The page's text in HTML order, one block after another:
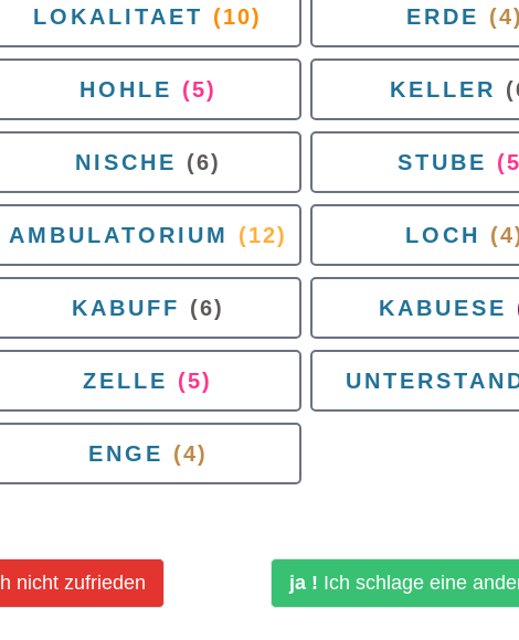
LOKALITAET (10) ERDE
HOHLE (5) KELLER
NISCHE (6) STUBE
AMBULATORIUM (12) LOCH
KABUFF (6) KABUESE
ZELLE (5)
ENGE (4)
nicht zufrieden ja ! Ich schlage eine